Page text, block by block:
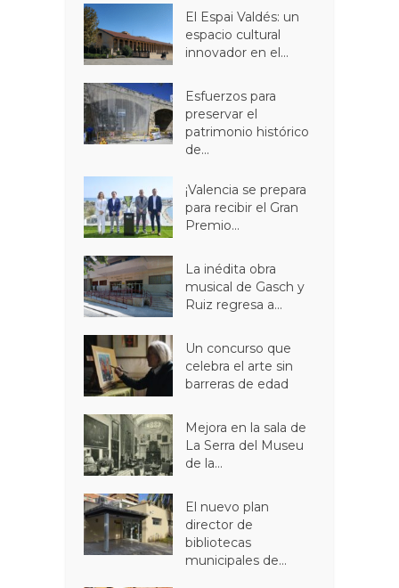
El Espai Valdés: un
espacio cultural
innovador en el...
Esfuerzos para
preservar el
patrimonio histórico
de...
¡Valencia se prepara
para recibir el Gran
Premio...
La inédita obra
musical de Gasch y
Ruiz regresa a...
Un concurso que
celebra el arte sin
barreras de edad
Mejora en la sala de
La Serra del Museu
de la...
El nuevo plan
director de
bibliotecas
municipales de...